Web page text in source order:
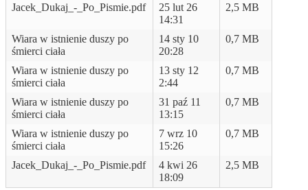
Jacek_Dukaj_-_Po_Pismie.pdf
25 lut 26
14:31
2,5 MB
Wiara w istnienie duszy po
śmierci ciała
14 sty 10
20:28
0,7 MB
Wiara w istnienie duszy po
śmierci ciała
13 sty 12
2:44
0,7 MB
Wiara w istnienie duszy po
śmierci ciała
31 paź 11
13:15
0,7 MB
Wiara w istnienie duszy po
śmierci ciała
7 wrz 10
15:26
0,7 MB
Jacek_Dukaj_-_Po_Pismie.pdf
4 kwi 26
18:09
2,5 MB